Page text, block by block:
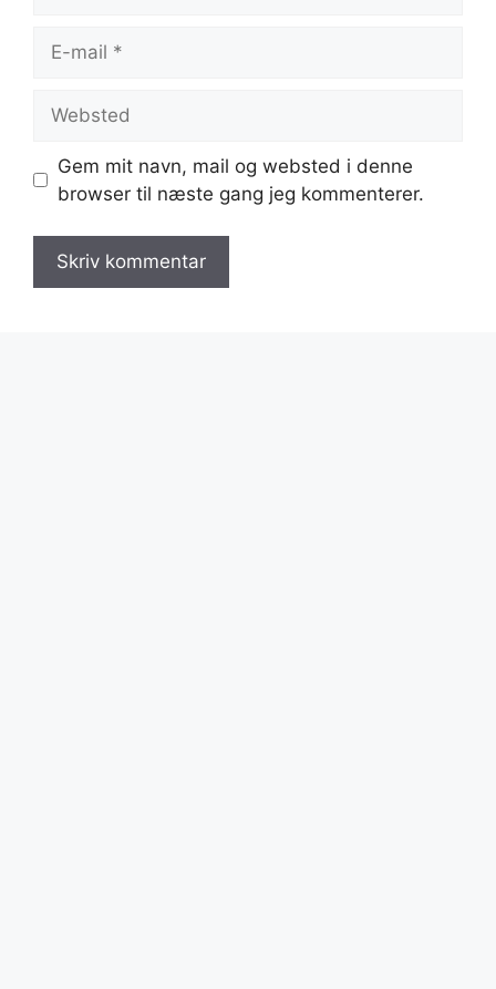
mail
Gem mit navn, mail og websted i denne
browser til næste gang jeg kommenterer.